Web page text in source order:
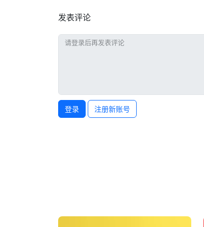
发表评论
登录 注册新账号